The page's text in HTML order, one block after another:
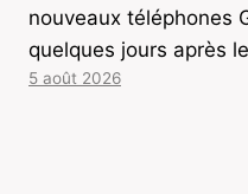
nouveaux téléphones
quelques jours après
5 août 2026